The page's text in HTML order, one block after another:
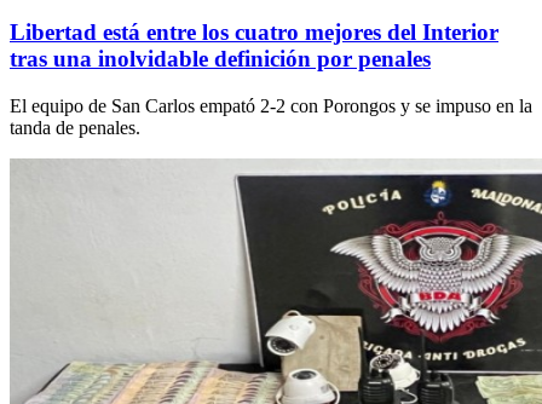
Libertad está entre los cuatro mejores del Interior
tras una inolvidable definición por penales
El equipo de San Carlos empató 2-2 con Porongos y se impuso en la
tanda de penales.